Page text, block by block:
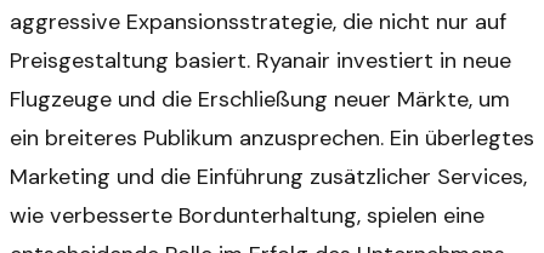
aggressive Expansionsstrategie, die nicht nur auf
Preisgestaltung basiert. Ryanair investiert in neue
Flugzeuge und die Erschließung neuer Märkte, um
ein breiteres Publikum anzusprechen. Ein überlegtes
Marketing und die Einführung zusätzlicher Services,
wie verbesserte Bordunterhaltung, spielen eine